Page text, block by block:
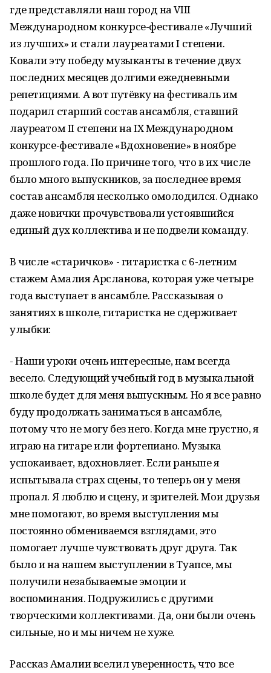
где представляли наш город на VIII
Международном конкурсе-фестивале «Лучший
из лучших» и стали лауреатами I степени.
Ковали эту победу музыканты в течение двух
последних месяцев долгими ежедневными
репетициями. А вот путёвку на фестиваль им
подарил старший состав ансамбля, ставший
лауреатом II степени на IX Международном
конкурсе-фестивале «Вдохновение» в ноябре
прошлого года. По причине того, что в их числе
было много выпускников, за последнее время
состав ансамбля несколько омолодился. Однако
даже новички прочувствовали устоявшийся
единый дух коллектива и не подвели команду.
В числе «старичков» - гитаристка с 6-летним
стажем Амалия Арсланова, которая уже четыре
года выступает в ансамбле. Рассказывая о
занятиях в школе, гитаристка не сдерживает
улыбки:
- Наши уроки очень интересные, нам всегда
весело. Следующий учебный год в музыкальной
школе будет для меня выпускным. Но я все равно
буду продолжать заниматься в ансамбле,
потому что не могу без него. Когда мне грустно, я
играю на гитаре или фортепиано. Музыка
успокаивает, вдохновляет. Если раньше я
испытывала страх сцены, то теперь он у меня
пропал. Я люблю и сцену, и зрителей. Мои друзья
мне помогают, во время выступления мы
постоянно обмениваемся взглядами, это
помогает лучше чувствовать друг друга. Так
было и на нашем выступлении в Туапсе, мы
получили незабываемые эмоции и
воспоминания. Подружились с другими
творческими коллективами. Да, они были очень
сильные, но и мы ничем не хуже.
Рассказ Амалии вселил уверенность, что все